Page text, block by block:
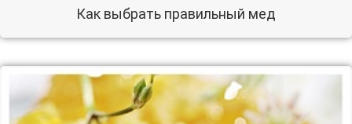
Как выбрать правильный мед